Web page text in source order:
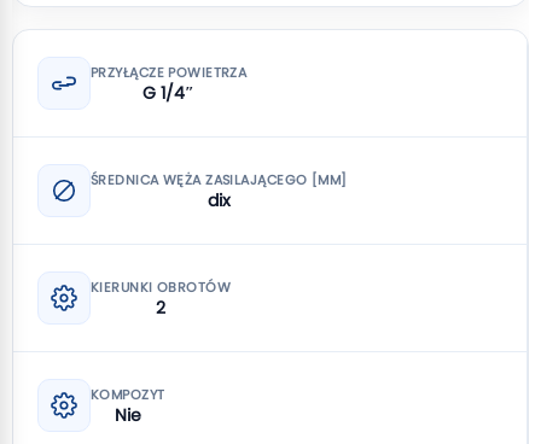
PRZYŁĄCZE POWIETRZA
G 1/4″
ŚREDNICA WĘŻA ZASILAJĄCEGO [MM]
dix
KIERUNKI OBROTÓW
2
KOMPOZYT
Nie